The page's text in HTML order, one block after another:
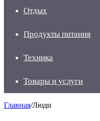
Отдых
Продукты питания
Техника
Товары и услуги
Главная/Люди